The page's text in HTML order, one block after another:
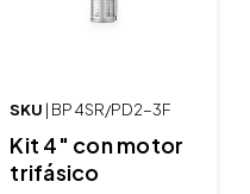
SKU | BP 4SR/PD2-3F
Kit 4" con motor
trifásico